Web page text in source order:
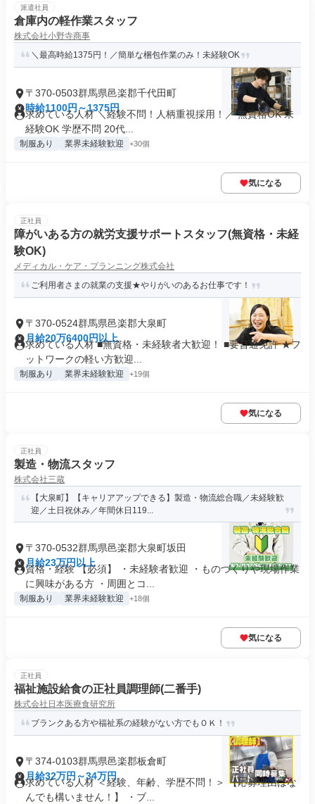
派遣社員
倉庫内の軽作業スタッフ
株式会社小野寺商事
＼最高時給1375円！／簡単な梱包作業のみ！未経験OK
〒370-0503群馬県邑楽郡千代田町
時給1100円～1375円
求めている人材 ＼経験不問！人柄重視採用！／ 無資格OK 未
経験OK 学歴不問 20代...
制服あり 業界未経験歓迎 +30個
気になる
正社員
障がいある方の就労支援サポートスタッフ(無資格・未経
験OK)
メディカル・ケア・プランニング株式会社
ご利用者さまの就業の支援★やりがいのあるお仕事です！
〒370-0524群馬県邑楽郡大泉町
月給20万6400円以上
求めている人材 ■無資格・未経験者大歓迎！ ■要普通免許 ★フ
ットワークの軽い方歓迎...
制服あり 業界未経験歓迎 +19個
気になる
正社員
製造・物流スタッフ
株式会社三蔵
【大泉町】【キャリアアップできる】製造・物流総合職／未経験歓
迎／土日祝休み／年間休日119...
〒370-0532群馬県邑楽郡大泉町坂田
月給23万円以上
資格・経験 【必須】 ・未経験者歓迎 ・ものづくりや現場作業
に興味がある方 ・周囲とコ...
制服あり 業界未経験歓迎 +18個
気になる
正社員
福祉施設給食の正社員調理師(二番手)
株式会社日本医療食研究所
ブランクある方や福祉系の経験がない方でもＯＫ！
〒374-0103群馬県邑楽郡板倉町
月給32万円～34万円
求めている人材 ＜経験、年齢、学歴不問！＞ 【応募理由はな
んでも構いません！】 ・ブ...